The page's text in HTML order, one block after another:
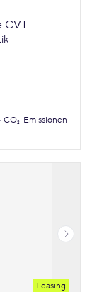
CVT
CO₂-Emissionen
Leasing